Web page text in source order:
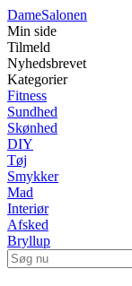
DameSalonen
Min side
Tilmeld
Nyhedsbrevet
Kategorier
Fitness
Sundhed
Skønhed
DIY
Tøj
Smykker
Mad
Interiør
Afsked
Bryllup